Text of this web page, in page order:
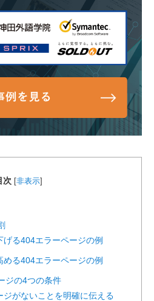
次 [非表示]
る404エラーページの例
る404エラーページの例
ジの4つの条件
ジがないことを明確に伝える